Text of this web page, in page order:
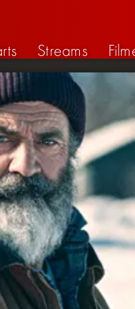
Streams